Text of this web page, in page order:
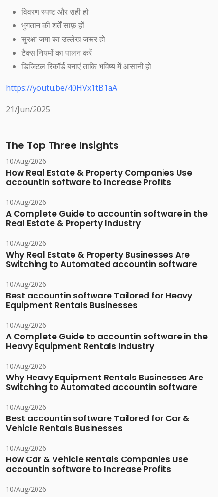
विवरण स्पष्ट और सही हो
भुगतान की शर्तें साफ़ हों
सुरक्षा जमा का उल्लेख जरूर हो
टैक्स नियमों का पालन करें
डिजिटल रिकॉर्ड बनाएं ताकि भविष्य में आसानी हो
https://youtu.be/40HVx1tB1aA
21/Jun/2025
The Top Three Insights
10/Aug/2026
How Real Estate & Property Companies Use
accountin software to Increase Profits
10/Aug/2026
A Complete Guide to accountin software in the
Real Estate & Property Industry
10/Aug/2026
Why Real Estate & Property Businesses Are
Switching to Automated accountin software
10/Aug/2026
Best accountin software Tailored for Heavy
Equipment Rentals Businesses
10/Aug/2026
A Complete Guide to accountin software in the
Heavy Equipment Rentals Industry
10/Aug/2026
Why Heavy Equipment Rentals Businesses Are
Switching to Automated accountin software
10/Aug/2026
Best accountin software Tailored for Car &
Vehicle Rentals Businesses
10/Aug/2026
How Car & Vehicle Rentals Companies Use
accountin software to Increase Profits
10/Aug/2026